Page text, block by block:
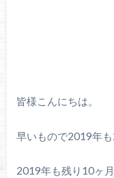
皆様こんにちは。
早いもので2019年も
2019年も残り10ヶ月